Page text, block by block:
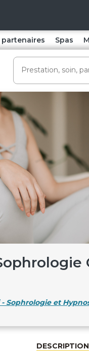
partenaires Spas
- Sophrologie et
DESCRIPTION